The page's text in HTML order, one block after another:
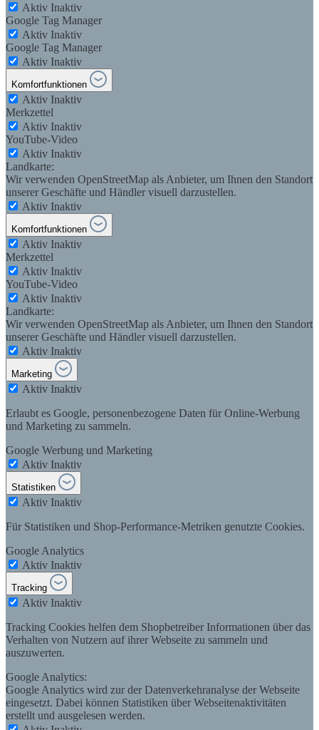
Aktiv Inaktiv
Google Tag Manager
Aktiv Inaktiv
Google Tag Manager
Aktiv Inaktiv
Komfortfunktionen
Aktiv Inaktiv
Merkzettel
Aktiv Inaktiv
YouTube-Video
Aktiv Inaktiv
Landkarte:
Wir verwenden OpenStreetMap als Anbieter, um Ihnen den Standort
unserer Geschäfte und Händler visuell darzustellen.
Aktiv Inaktiv
Komfortfunktionen
Aktiv Inaktiv
Merkzettel
Aktiv Inaktiv
YouTube-Video
Aktiv Inaktiv
Landkarte:
Wir verwenden OpenStreetMap als Anbieter, um Ihnen den Standort
unserer Geschäfte und Händler visuell darzustellen.
Aktiv Inaktiv
Marketing
Aktiv Inaktiv
Erlaubt es Google, personenbezogene Daten für Online-Werbung
und Marketing zu sammeln.
Google Werbung und Marketing
Aktiv Inaktiv
Statistiken
Aktiv Inaktiv
Für Statistiken und Shop-Performance-Metriken genutzte Cookies.
Google Analytics
Aktiv Inaktiv
Tracking
Aktiv Inaktiv
Tracking Cookies helfen dem Shopbetreiber Informationen über das
Verhalten von Nutzern auf ihrer Webseite zu sammeln und
auszuwerten.
Google Analytics:
Google Analytics wird zur der Datenverkehranalyse der Webseite
eingesetzt. Dabei können Statistiken über Webseitenaktivitäten
erstellt und ausgelesen werden.